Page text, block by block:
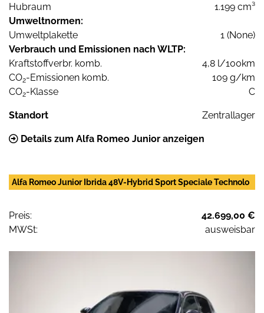
Hubraum
1.199 cm³
Umweltnormen:
Umweltplakette
1 (None)
Verbrauch und Emissionen nach WLTP:
Kraftstoffverbr. komb.
4,8 l/100km
CO2-Emissionen komb.
109 g/km
CO2-Klasse C
Standort Zentrallager
Details zum Alfa Romeo Junior anzeigen
Alfa Romeo Junior Ibrida 48V-Hybrid Sport Speciale Technolo
Preis:
42.699,00 €
MWSt:
ausweisbar